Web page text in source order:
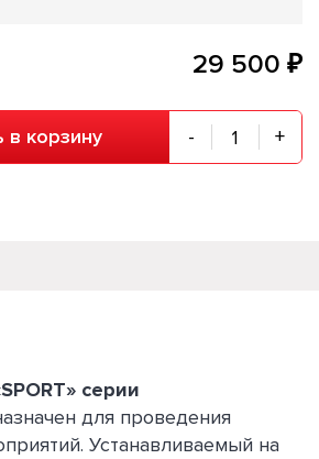
29 500 ₽
в корзину - +
серии
для проведения
Устанавливаемый на